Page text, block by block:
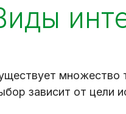
множество
зависит от цели